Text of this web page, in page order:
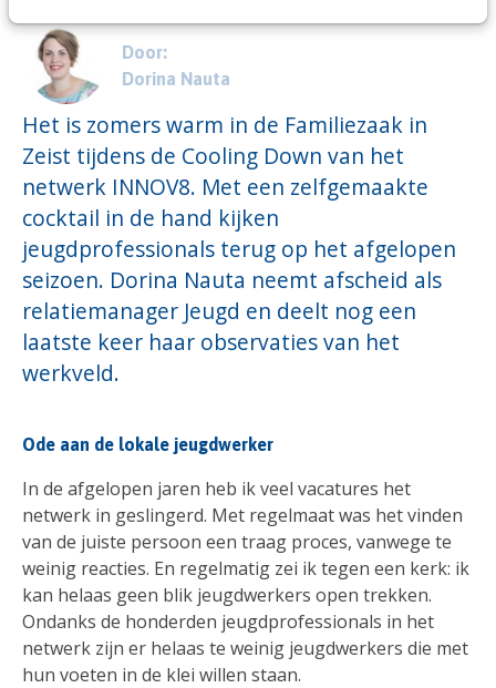
Door:
Dorina Nauta
Het is zomers warm in de Familiezaak in
Zeist tijdens de Cooling Down van het
netwerk INNOV8. Met een zelfgemaakte
cocktail in de hand kijken
jeugdprofessionals terug op het afgelopen
seizoen. Dorina Nauta neemt afscheid als
relatiemanager Jeugd en deelt nog een
laatste keer haar observaties van het
werkveld.
Ode aan de lokale jeugdwerker
In de afgelopen jaren heb ik veel vacatures het
netwerk in geslingerd. Met regelmaat was het vinden
van de juiste persoon een traag proces, vanwege te
weinig reacties. En regelmatig zei ik tegen een kerk: ik
kan helaas geen blik jeugdwerkers open trekken.
Ondanks de honderden jeugdprofessionals in het
netwerk zijn er helaas te weinig jeugdwerkers die met
hun voeten in de klei willen staan.